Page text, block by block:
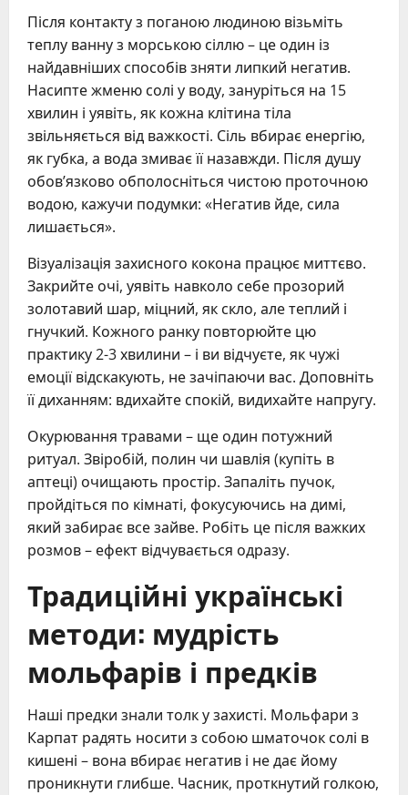
Після контакту з поганою людиною візьміть
теплу ванну з морською сіллю – це один із
найдавніших способів зняти липкий негатив.
Насипте жменю солі у воду, зануріться на 15
хвилин і уявіть, як кожна клітина тіла
звільняється від важкості. Сіль вбирає енергію,
як губка, а вода змиває її назавжди. Після душу
обов’язково обполосніться чистою проточною
водою, кажучи подумки: «Негатив йде, сила
лишається».
Візуалізація захисного кокона працює миттєво.
Закрийте очі, уявіть навколо себе прозорий
золотавий шар, міцний, як скло, але теплий і
гнучкий. Кожного ранку повторюйте цю
практику 2-3 хвилини – і ви відчуєте, як чужі
емоції відскакують, не зачіпаючи вас. Доповніть
її диханням: вдихайте спокій, видихайте напругу.
Окурювання травами – ще один потужний
ритуал. Звіробій, полин чи шавлія (купіть в
аптеці) очищають простір. Запаліть пучок,
пройдіться по кімнаті, фокусуючись на димі,
який забирає все зайве. Робіть це після важких
розмов – ефект відчувається одразу.
Традиційні українські
методи: мудрість
мольфарів і предків
Наші предки знали толк у захисті. Мольфари з
Карпат радять носити з собою шматочок солі в
кишені – вона вбирає негатив і не дає йому
проникнути глибше. Часник, проткнутий голкою,